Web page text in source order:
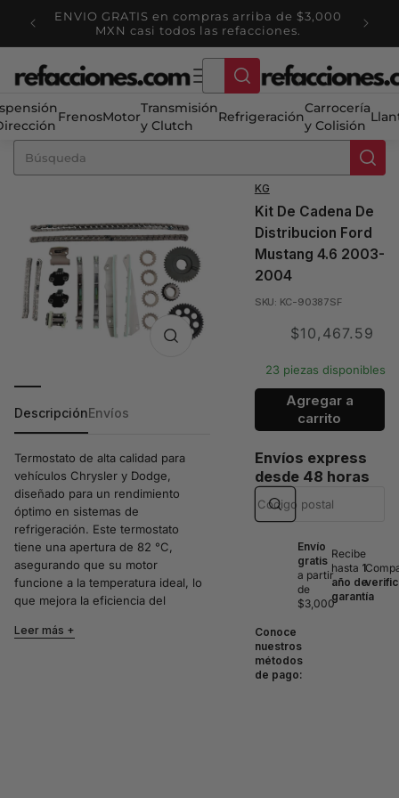
directamente
al contenido
ENVIO GRATIS en compras arriba de $3,000
MXN casi todos las refacciones.
FrenosMotor
Transmisión
y Clutch
Refrigeración
Carrocería
y Colisión
DescripciónEnvíos
Termostato de alta calidad para
vehículos Chrysler y Dodge,
diseñado para un rendimiento
óptimo en sistemas de
refrigeración. Este termostato
tiene una apertura de 82 °C,
asegurando que su motor
funcione a la temperatura ideal, lo
que mejora la eficiencia del
del motor.
Leer más
KG
Kit De Cadena De
Distribucion Ford
Mustang 4.6 2003-
2004
SKU: KC-90387SF
Translation
$10,467.59
23 piezas disponibles
Agregar a
carrito
Envíos express
desde 48 horas
Envío
gratis
a partir
de
$3,000
Recibe
hasta 1
año de
garantía
Conoce
nuestros
métodos
de pago: